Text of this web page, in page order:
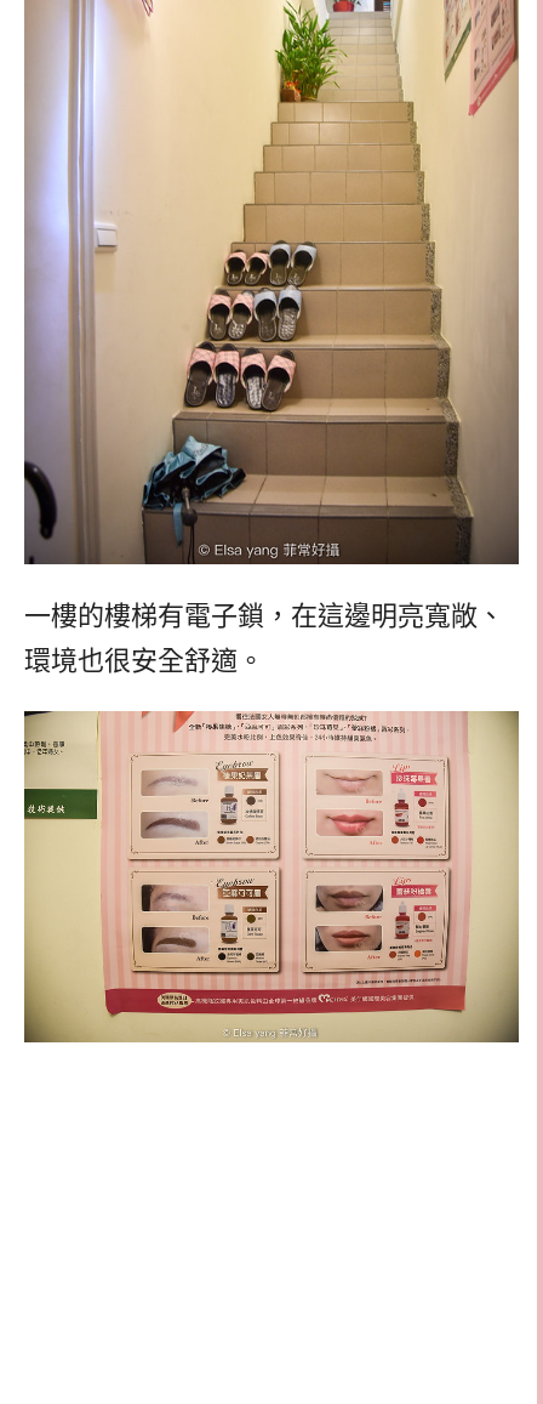
一樓的樓梯有電子鎖，在這邊明亮寬敞、
環境也很安全舒適。